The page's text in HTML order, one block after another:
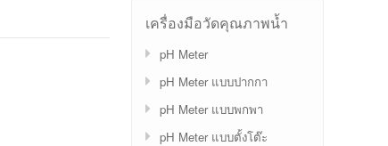
เครื่องมือวัดคุณภาพน้ำ
pH Meter
pH Meter แบบปากกา
pH Meter แบบพกพา
pH Meter แบบตั้งโต๊ะ